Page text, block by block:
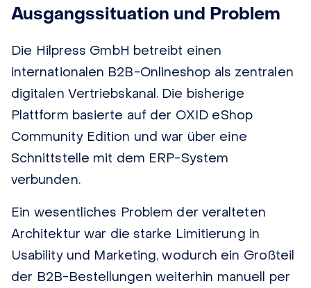
Ausgangssituation und Problem
Die Hilpress GmbH betreibt einen
internationalen B2B-Onlineshop als zentralen
digitalen Vertriebskanal. Die bisherige
Plattform basierte auf der OXID eShop
Community Edition und war über eine
Schnittstelle mit dem ERP-System
verbunden.
Ein wesentliches Problem der veralteten
Architektur war die starke Limitierung in
Usability und Marketing, wodurch ein Großteil
der B2B-Bestellungen weiterhin manuell per